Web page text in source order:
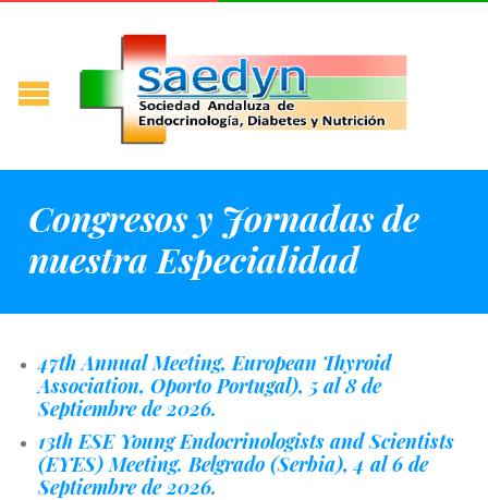
Congresos y Jornadas de
nuestra Especialidad
47th Annual Meeting, European Thyroid
Association, Oporto Portugal), 5 al 8 de
Septiembre de 2026.
13th ESE Young Endocrinologists and Scientists
(EYES) Meeting. Belgrado (Serbia), 4 al 6 de
Septiembre de 2026.